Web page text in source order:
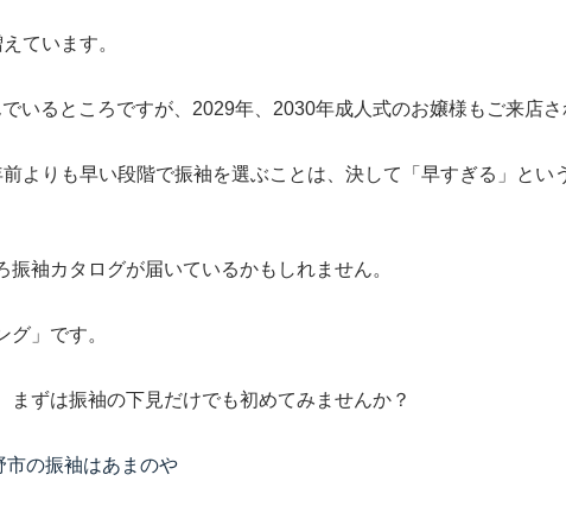
ています。
いるところですが、2029年、2030年成人式のお嬢様もご来店さ
よりも早い段階で振袖を選ぶことは、決して「早すぎる」とい
袖カタログが届いているかもしれません。
」です。
ずは振袖の下見だけでも初めてみませんか？
市の振袖はあまのや